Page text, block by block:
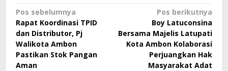
Navigasi
pos
Pos sebelumnya
Rapat Koordinasi TPID
dan Distributor, Pj
Walikota Ambon
Pastikan Stok Pangan
Aman
Pos berikutnya
Boy Latuconsina
Bersama Majelis Latupati
Kota Ambon Kolaborasi
Perjuangkan Hak
Masyarakat Adat